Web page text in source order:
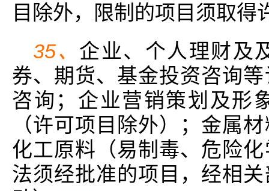
目除外，限制的项目须取得
35、 企业、个人理财及
券、期货、基金投资咨询
咨询；企业营销策划及形
（许可项目除外）；金属
化工原料（易制毒、危险
法须经批准的项目，经相